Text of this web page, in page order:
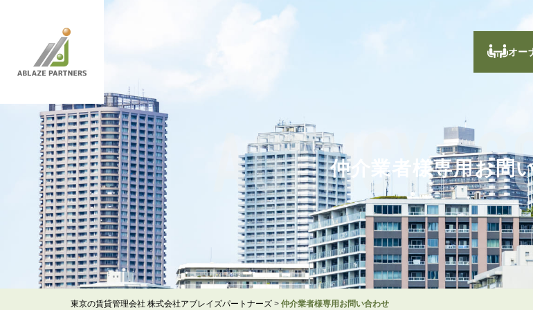
オー
仲介業者様専用お問
東京の賃貸管理会社 株式会社アブレイズパートナーズ > 仲介業者様専用お問い合わせ